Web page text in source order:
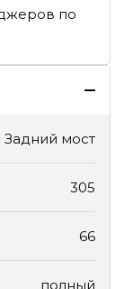
по
Задний мост
305
66
полный